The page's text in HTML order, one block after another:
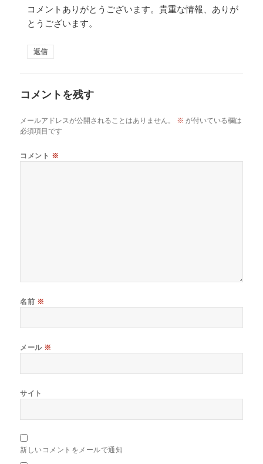
コメントありがとうございます。貴重な情報、ありが
とうございます。
返信
コメントを残す
メールアドレスが公開されることはありません。 ※ が付いている欄は
必須項目です
コメント ※
名前 ※
メール ※
サイト
新しいコメントをメールで通知